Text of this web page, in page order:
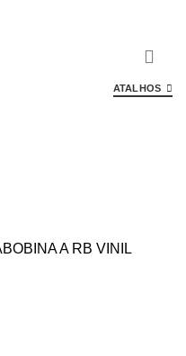
ATALHOS
BOBINAA RB VINIL